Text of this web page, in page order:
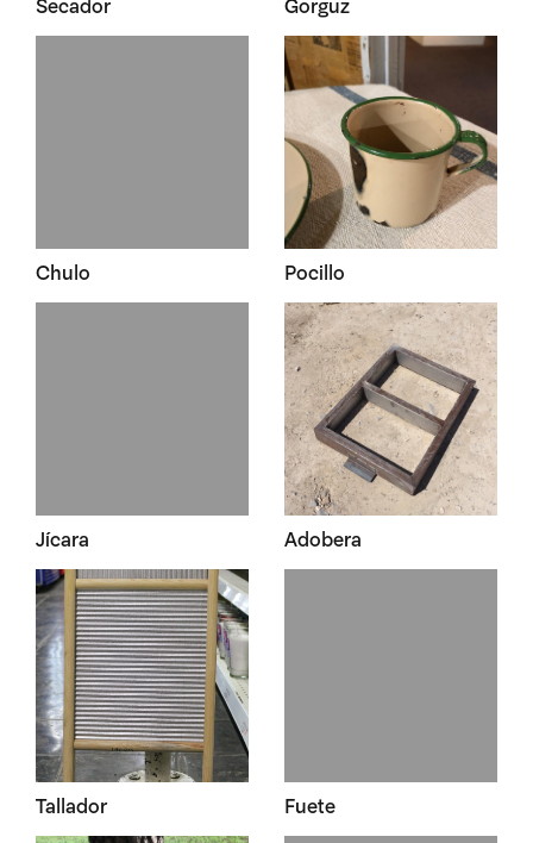
Chulo Pocillo
Jícara Adobera
Tallador Fuete